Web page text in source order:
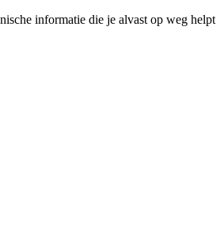
informatie die je alvast op weg helpt